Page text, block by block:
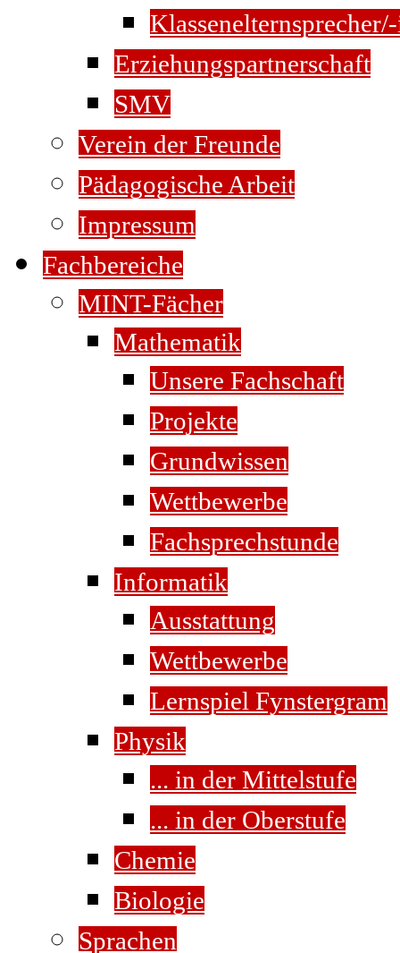
Erziehungspartnerschaft
SMV
Verein der Freunde
Pädagogische Arbeit
Impressum
Fachbereiche
MINT-Fächer
Mathematik
Unsere Fachschaft
Projekte
Grundwissen
Wettbewerbe
Fachsprechstunde
Informatik
Ausstattung
Wettbewerbe
Lernspiel Fynstergram
Physik
... in der Mittelstufe
... in der Oberstufe
Chemie
Biologie
Sprachen